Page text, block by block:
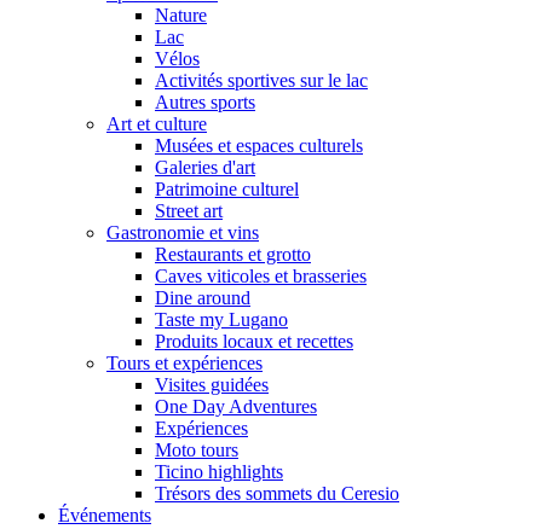
Nature
Lac
Vélos
Activités sportives sur le lac
Autres sports
Art et culture
Musées et espaces culturels
Galeries d'art
Patrimoine culturel
Street art
Gastronomie et vins
Restaurants et grotto
Caves viticoles et brasseries
Dine around
Taste my Lugano
Produits locaux et recettes
Tours et expériences
Visites guidées
One Day Adventures
Expériences
Moto tours
Ticino highlights
Trésors des sommets du Ceresio
Événements